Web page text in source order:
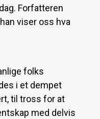
Forfatteren
viser oss hva
folks
i et dempet
til tross for at
med delvis